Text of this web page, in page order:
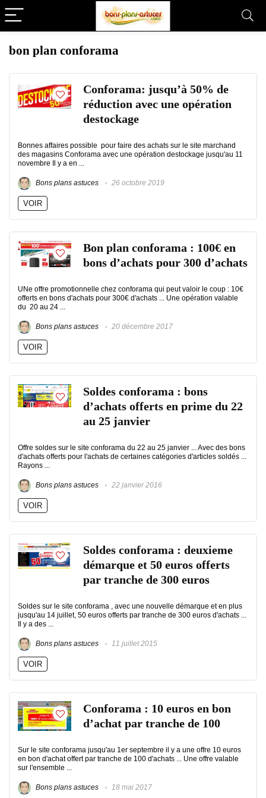
bon plan conforama
Conforama: jusqu’à 50% de
réduction avec une opération
destockage
Bonnes affaires possible pour faire des achats sur le site marchand
des magasins Conforama avec une opération destockage jusqu'au 11
novembre Il y a en ...
Bons plans astuces 26 octobre 2019
VOIR
Bon plan conforama : 100€ en
bons d’achats pour 300 d’achats
UNe offre promotionnelle chez conforama qui peut valoir le coup : 10€
offerts en bons d'achats pour 300€ d'achats ... Une opération valable
du 20 au 24 ...
Bons plans astuces 20 décembre 2017
VOIR
Soldes conforama : bons
d’achats offerts en prime du 22
au 25 janvier
Offre soldes sur le site conforama du 22 au 25 janvier ... Avec des bons
d'achats offerts pour l'achats de certaines catégories d'articles soldés ...
Rayons ...
Bons plans astuces 22 janvier 2016
VOIR
Soldes conforama : deuxieme
démarque et 50 euros offerts
par tranche de 300 euros
Soldes sur le site conforama , avec une nouvelle démarque et en plus
jusqu'au 14 juillet, 50 euros offerts par tranche de 300 euros d'achats ...
Il y a des ...
Bons plans astuces 11 juillet 2015
VOIR
Conforama : 10 euros en bon
d’achat par tranche de 100
Sur le site conforama jusqu'au 1er septembre il y a une offre 10 euros
en bon d'achat offert par tranche de 100 d'achats ... Une offre valable
sur l'ensemble ...
Bons plans astuces 18 mai 2017